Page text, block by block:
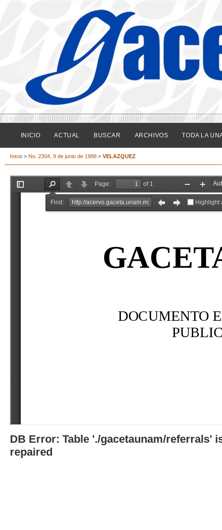
INICIO ACTUAL BUSCAR ARCHIVOS TODA LA
Inicio > No. 2304, 9 de junio de 1988 > VELAZQUEZ
DB Error: Table './gacetaunam/referrals'
repaired